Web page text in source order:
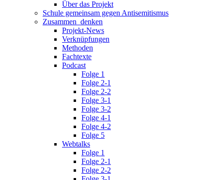
Über das Projekt
Schule gemeinsam gegen Antisemitismus
Zusammen_denken
Projekt-News
Verknüpfungen
Methoden
Fachtexte
Podcast
Folge 1
Folge 2-1
Folge 2-2
Folge 3-1
Folge 3-2
Folge 4-1
Folge 4-2
Folge 5
Webtalks
Folge 1
Folge 2-1
Folge 2-2